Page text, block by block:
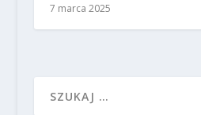
7 marca 2025